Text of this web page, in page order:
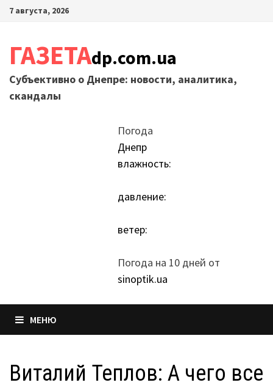
Перейти
7 августа, 2026
ГАЗЕТАdp.com.ua
Субъективно о Днепре: новости, аналитика,
скандалы
Погода
Днепр
влажность:
давление:
ветер:
Погода на 10 дней от
sinoptik.ua
МЕНЮ
Виталий Теплов: А чего все